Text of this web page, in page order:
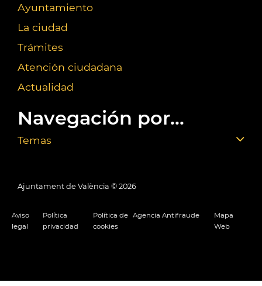
Ayuntamiento
La ciudad
Trámites
Atención ciudadana
Actualidad
Navegación por...
Temas
Ajuntament de València © 2026
Aviso
legal
Política
privacidad
Política de
cookies
Agencia Antifraude
Mapa
Web